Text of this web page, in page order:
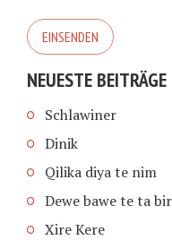
NEUESTE BEITRÄGE
Schlawiner
Dinik
Qilika diya te nim
Dewe bawe te ta
Xire Kere